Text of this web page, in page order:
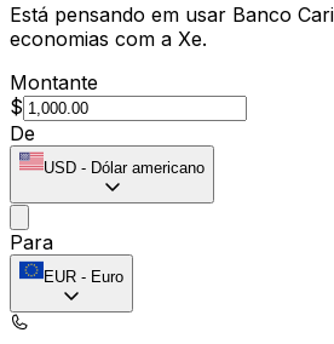
Está pensando em usar Banco
economias com a Xe.
Montante
$
De
USD - Dólar americano
Para
EUR - Euro